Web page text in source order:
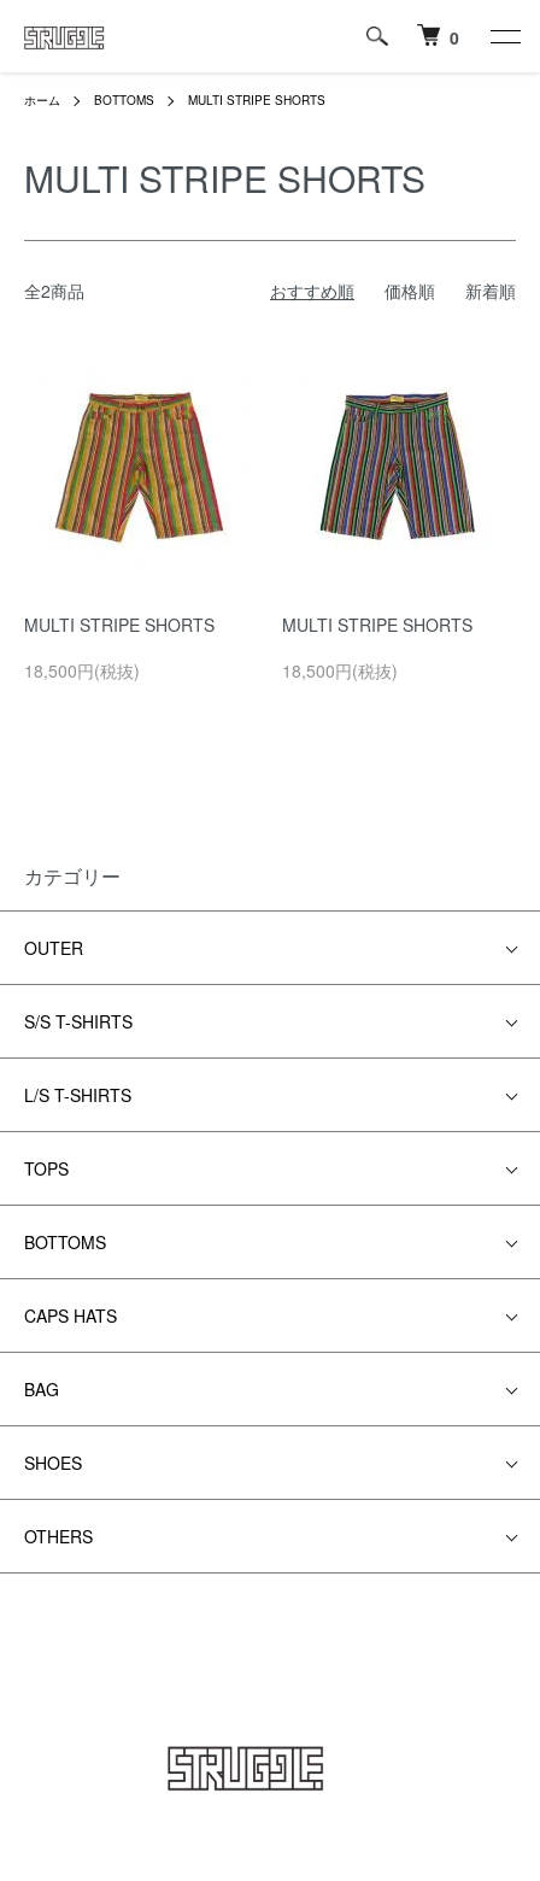
0
ホーム BOTTOMS MULTI STRIPE SHORTS
MULTI STRIPE SHORTS
全2商品 おすすめ順 価格順 新着順
MULTI STRIPE SHORTS
18,500円(税抜)
MULTI STRIPE SHORTS
18,500円(税抜)
カテゴリー
OUTER
S/S T-SHIRTS
L/S T-SHIRTS
TOPS
BOTTOMS
CAPS HATS
BAG
SHOES
OTHERS